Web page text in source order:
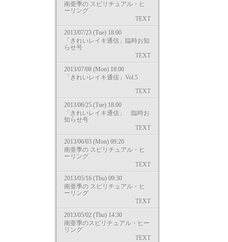
南亜季の スピリチュアル・ヒ
ーリング
TEXT
2013/07/23 (Tue) 18:00
「きれいレイキ通信」臨時お知
らせ号
TEXT
2013/07/08 (Mon) 18:00
「きれいレイキ通信」Vol.5
TEXT
2013/06/25 (Tue) 18:00
「きれいレイキ通信」 臨時お
知らせ号
TEXT
2013/06/03 (Mon) 09:20
南亜季の スピリチュアル・ヒ
ーリング
TEXT
2013/05/16 (Thu) 09:30
南亜季の スピリチュアル・ヒ
ーリング
TEXT
2013/05/02 (Thu) 14:30
南亜季のスピリチュアル・ヒー
リング
TEXT